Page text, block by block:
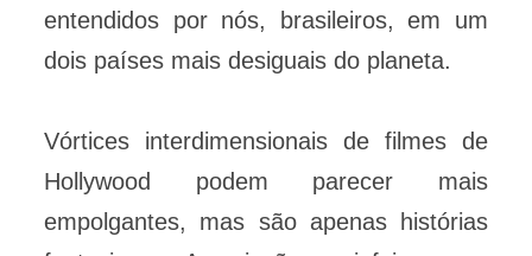
entendidos por nós, brasileiros, em um
dois países mais desiguais do planeta.
Vórtices interdimensionais de filmes de
Hollywood podem parecer mais
empolgantes, mas são apenas histórias